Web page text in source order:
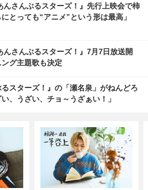
んさんぶるスターズ！』先行上映会で柿
とっても“アニメ”という形は最高」
んさんぶるスターズ！』7月7日放送開
グ主題歌も決定
るスターズ！』の「瀬名泉」がねんどろ
、うざい、チョ～うざぁい！」